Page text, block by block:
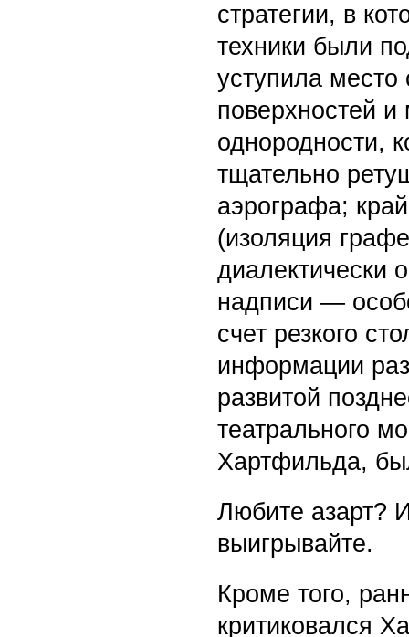
стратегии, в
техники были
уступила место
поверхностей
однородности,
тщательно
аэрографа;
(изоляция
надписи —
счет резкого
информации
развитой
театрального
Хартфильда,
Любите азарт?
выигрывайте.
Кроме того,
критиковался